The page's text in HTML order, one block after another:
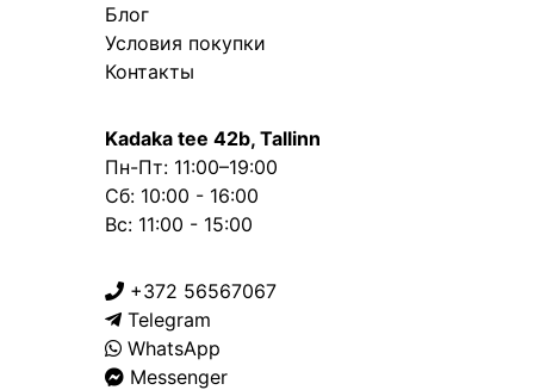
Блог
Условия покупки
Контакты
Kadaka tee 42b, Tallinn
Пн-Пт: 11:00–19:00
Сб: 10:00 - 16:00
Вс: 11:00 - 15:00
+372 56567067
Telegram
WhatsApp
Messenger